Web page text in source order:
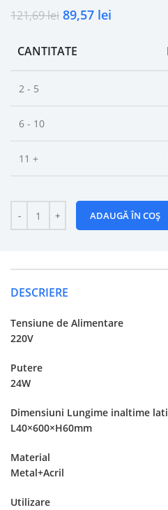
121,69lei 89,57 lei
CANTITATE
2 - 5
6 - 10
11 +
ADAUGĂ ÎN COȘ
DESCRIERE
Tensiune de Alimentare
220V
Putere
24W
Dimensiuni Lungime inaltime
L40×600×H60mm
Material
Metal+Acril
Utilizare